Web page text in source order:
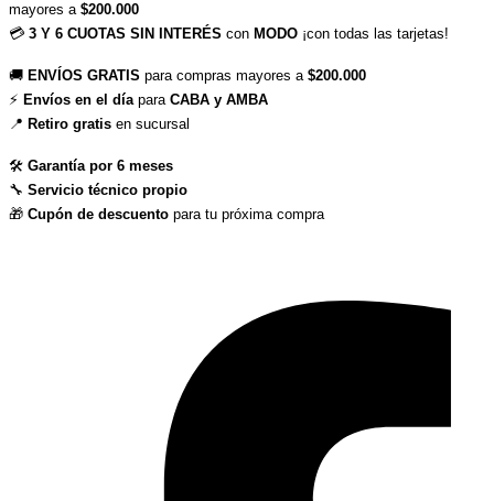
mayores a $200.000
💳 3 Y 6 CUOTAS SIN INTERÉS con MODO ¡con todas las tarjetas!
🚚 ENVÍOS GRATIS para compras mayores a $200.000
⚡ Envíos en el día para CABA y AMBA
📍 Retiro gratis en sucursal
🛠 Garantía por 6 meses
🔧 Servicio técnico propio
🎁 Cupón de descuento para tu próxima compra